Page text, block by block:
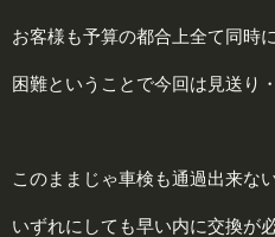
お客様も予算の都合上全て同時
困難ということで今回は見送り
このままじゃ車検も通過出来ない
いずれにしても早い内に交換が